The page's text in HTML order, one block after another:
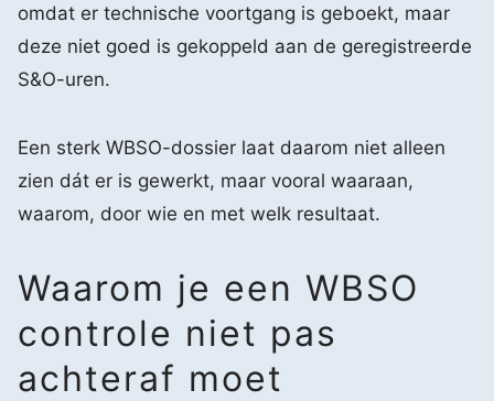
omdat er technische voortgang is geboekt, maar
deze niet goed is gekoppeld aan de geregistreerde
S&O-uren.
Een sterk WBSO-dossier laat daarom niet alleen
zien dát er is gewerkt, maar vooral waaraan,
waarom, door wie en met welk resultaat.
Waarom je een WBSO
controle niet pas
achteraf moet